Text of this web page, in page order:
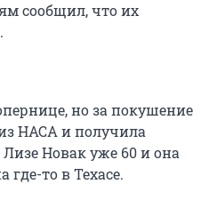
сообщил, что их
но за покушение
НАСА и получила
Новак уже 60 и она
то в Техасе.